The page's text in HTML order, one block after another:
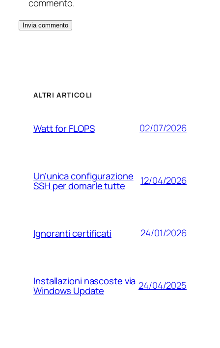
commento.
ALTRI ARTICOLI
Watt for FLOPS 02/07/2026
Un’unica configurazione
SSH per domarle tutte 12/04/2026
Ignoranti certificati 24/01/2026
Installazioni nascoste via
Windows Update 24/04/2025